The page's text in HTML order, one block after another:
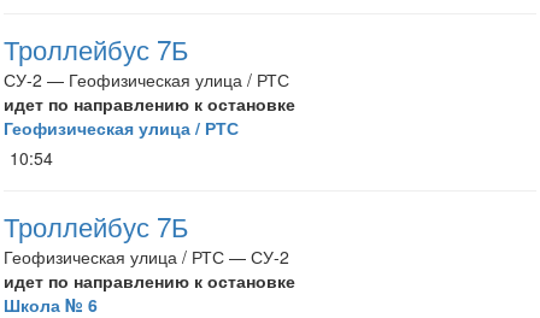
Троллейбус 7Б
СУ-2 — Геофизическая улица / РТС
идет по направлению к остановке
Геофизическая улица / РТС
10:54
Троллейбус 7Б
Геофизическая улица / РТС — СУ-2
идет по направлению к остановке
Школа № 6